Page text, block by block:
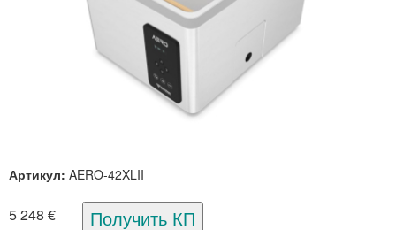
Артикул: AERO-42XLII
5 248 €